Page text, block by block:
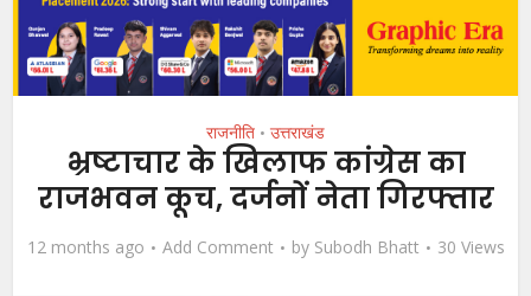
राजनीति • उत्तराखंड
भ्रष्टाचार के खिलाफ कांग्रेस का
राजभवन कूच, दर्जनों नेता गिरफ्तार
12 months ago Add Comment by Subodh Bhatt 30 Views